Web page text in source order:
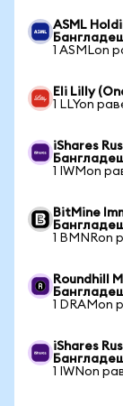
ASML
1 ASMLon
Eli Lilly
1 LLYon
iShares
1 IWMon
BitMine
1 BMNRon
Roundhill
1 DRAMon
iShares
1 IWNon